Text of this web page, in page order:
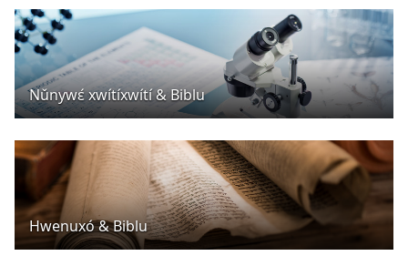
Nǔnywɛ́ xwítíxwítí & Biblu
Hwenuxó & Biblu